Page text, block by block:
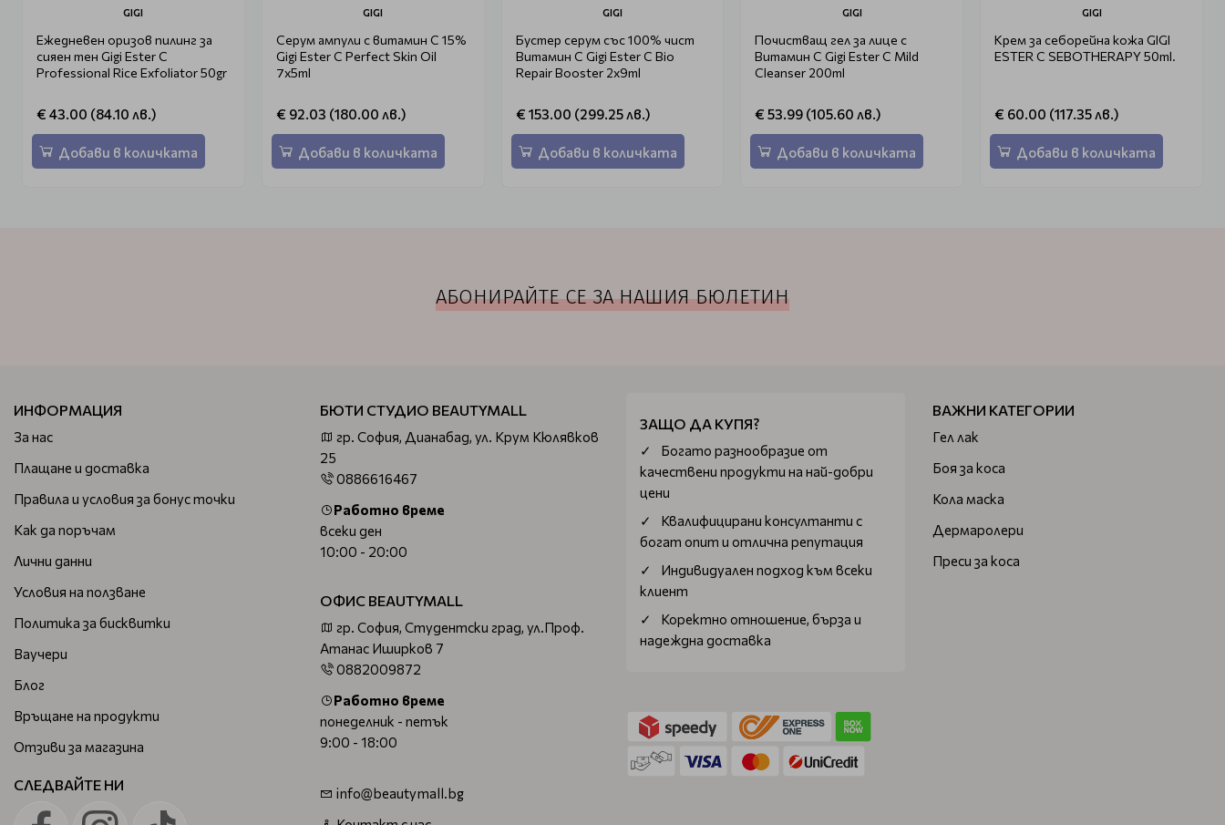
GIGI
Ежедневен оризов пилинг за
сияен тен Gigi Ester C
Professional Rice Exfoliator 50gr
€ 43.00 (84.10 лв.)
Добави в количката
GIGI
Серум ампули с витамин С 15%
Gigi Ester C Perfect Skin Oil
7x5ml
€ 92.03 (180.00 лв.)
Добави в количката
GIGI
Бустер серум със 100% чист
Витамин C Gigi Ester C Bio
Repair Booster 2x9ml
€ 153.00 (299.25 лв.)
Добави в количката
GIGI
Почистващ гел за лице с
Витамин С Gigi Ester C Mild
Cleanser 200ml
€ 53.99 (105.60 лв.)
Добави в количката
GIGI
Крем за себорейна кожа GIGI
ESTER C SEBOTHERAPY 50ml.
€ 60.00 (117.35 лв.)
Добави в количката
АБОНИРАЙТЕ СЕ ЗА НАШИЯ БЮЛЕТИН
ИНФОРМАЦИЯ
За нас
Плащане и доставка
Правила и условия за бонус точки
Как да поръчам
Лични данни
Условия на ползване
Политика за бисквитки
Ваучери
Блог
Връщане на продукти
Отзиви за магазина
СЛЕДВАЙТЕ НИ
БЮТИ СТУДИО BEAUTYMALL
гр. София, Дианабад, ул. Крум Кюлявков
25
0886616467
Работно време
всеки ден
10:00 - 20:00
ОФИС BEAUTYMALL
гр. София, Студентски град, ул.Проф.
Атанас Иширков 7
0882009872
Работно време
понеделник - петък
9:00 - 18:00
info@beautymall.bg
ЗАЩО ДА КУПЯ?
Богатo разнообразие от
качествени продукти на най-добри
цени
Квалифицирани консултанти с
богат опит и отлична репутация
Индивидуален подход към всеки
клиент
Коректно отношение, бърза и
надеждна доставка
ВАЖНИ КАТЕГОРИИ
Гел лак
Боя за коса
Кола маска
Дермаролери
Преси за коса